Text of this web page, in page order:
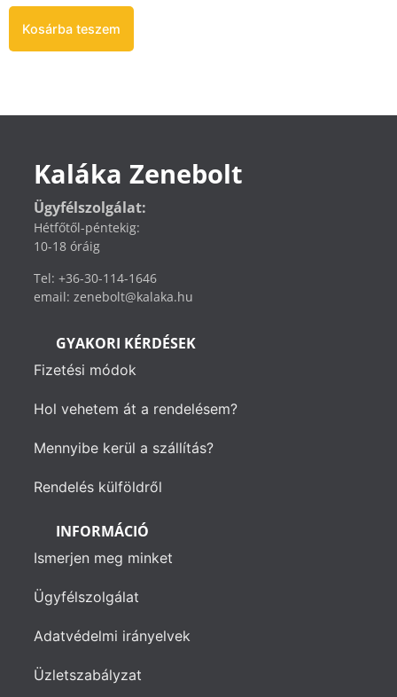
Kosárba teszem
Kaláka Zenebolt
Ügyfélszolgálat:
Hétfőtől-péntekig:
10-18 óráig
Tel: +36-30-114-1646
email: zenebolt@kalaka.hu
GYAKORI KÉRDÉSEK
Fizetési módok
Hol vehetem át a rendelésem?
Mennyibe kerül a szállítás?
Rendelés külföldről
INFORMÁCIÓ
Ismerjen meg minket
Ügyfélszolgálat
Adatvédelmi irányelvek
Üzletszabályzat